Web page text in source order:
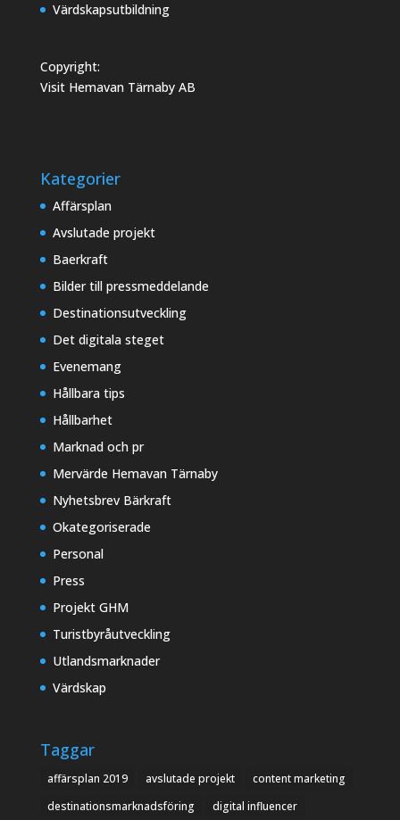
Värdskapsutbildning
Copyright:
Visit Hemavan Tärnaby AB
Kategorier
Affärsplan
Avslutade projekt
Baerkraft
Bilder till pressmeddelande
Destinationsutveckling
Det digitala steget
Evenemang
Hållbara tips
Hållbarhet
Marknad och pr
Mervärde Hemavan Tärnaby
Nyhetsbrev Bärkraft
Okategoriserade
Personal
Press
Projekt GHM
Turistbyråutveckling
Utlandsmarknader
Värdskap
Taggar
affärsplan 2019 avslutade projekt
content marketing
destinationsmarknadsföring
digital influencer